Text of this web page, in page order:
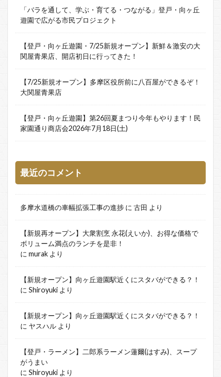
「バラを通して、学ぶ・育てる・つながる」登戸・向ヶ丘
遊園で広がる市民プロジェクト
【登戸・向ヶ丘遊園・7/25新規オープン】新鮮＆激安の大
関屋青果店、開店初日に行ってきた！
【7/25新規オープン】多摩区役所前に八百屋ができるぞ！
大関屋青果店
【登戸・向ヶ丘遊園】第26回夏まつり今年もやります！民
家園通り商店会2026年7月18日(土)
最近のコメント
多摩水道橋の車幅拡張工事の進捗 に 古田 より
【新規再オープン】大衆割烹 永花(えいか)、お得な価格で
ボリューム満点のランチを是非！
に murak より
【新規オープン】向ヶ丘遊園駅近くにスタバができる？！
に Shiroyuki より
【新規オープン】向ヶ丘遊園駅近くにスタバができる？！
に ヤスハル より
【登戸・ラーメン】二郎系ラーメン蓮爾(はすみ)、スープ
がうまい
に Shiroyuki より